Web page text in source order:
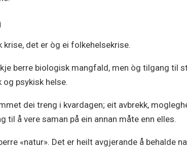
det er òg ei folkehelsekrise.
berre biologisk mangfald, men òg tilgang til
psykisk helse.
dei treng i kvardagen; eit avbrekk,
til å vere saman på ein annan måte enn elles.
«natur». Det er heilt avgjerande å behalde